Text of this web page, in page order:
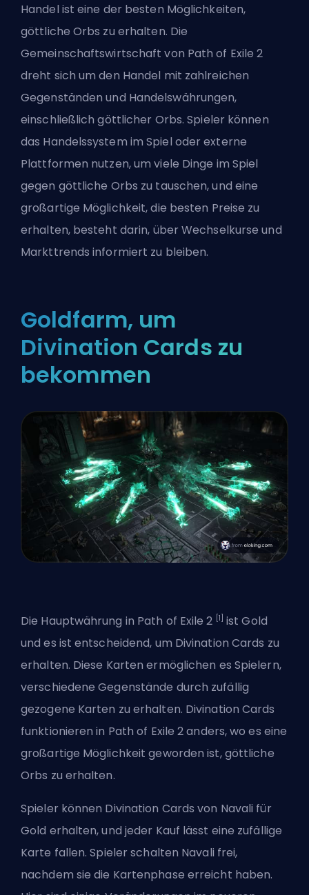
Handel ist eine der besten Möglichkeiten,
göttliche Orbs zu erhalten. Die
Gemeinschaftswirtschaft von Path of Exile 2
dreht sich um den Handel mit zahlreichen
Gegenständen und Handelswährungen,
einschließlich göttlicher Orbs. Spieler können
das Handelssystem im Spiel oder externe
Plattformen nutzen, um viele Dinge im Spiel
gegen göttliche Orbs zu tauschen, und eine
großartige Möglichkeit, die besten Preise zu
erhalten, besteht darin, über Wechselkurse und
Markttrends informiert zu bleiben.
Goldfarm, um
Divination Cards zu
bekommen
Die Hauptwährung in Path of Exile 2 [1] ist Gold
und es ist entscheidend, um Divination Cards zu
erhalten. Diese Karten ermöglichen es Spielern,
verschiedene Gegenstände durch zufällig
gezogene Karten zu erhalten. Divination Cards
funktionieren in Path of Exile 2 anders, wo es eine
großartige Möglichkeit geworden ist, göttliche
Orbs zu erhalten.
Spieler können Divination Cards von Navali für
Gold erhalten, und jeder Kauf lässt eine zufällige
Karte fallen. Spieler schalten Navali frei,
nachdem sie die Kartenphase erreicht haben.